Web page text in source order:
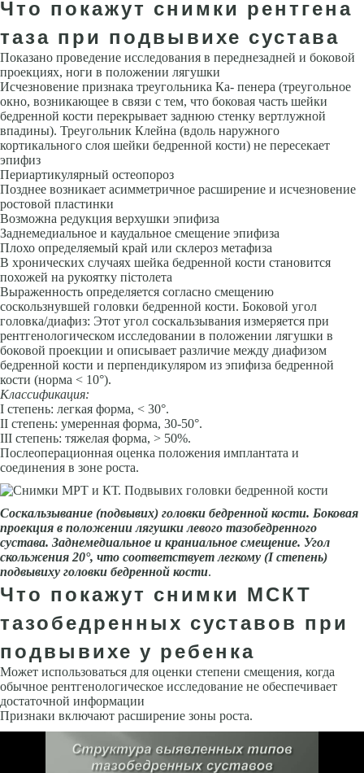
Что покажут снимки рентгена
таза при подвывихе сустава
Показано проведение исследования в переднезадней и боковой
проекци­ях, ноги в положении лягушки
Исчезновение признака треугольника Ка- пенера (треугольное
окно, возникающее в связи с тем, что боковая часть шейки
бедренной кости перекрывает заднюю стенку вертлужной
впади­ны). Треугольник Клейна (вдоль наружного
кортикального слоя шейки бедренной кости) не пересекает
эпифиз
Периартикулярный остеопороз
Позднее возникает асимметричное расширение и исчезновение
ростовой пластинки
Возможна редукция верхушки эпифиза
Заднемедиальное и каудальное смещение эпифиза
Плохо определяемый край или склероз метафиза
В хронических случаях шейка бедренной кости становится
похожей на рукоятку пістолета
Выраженность определяется согласно смещению
соскользнувшей головки бедренной кости. Боковой угол
головка/диафиз: Этот угол соскальзывания измеряется при
рентгенологическом исследовании в положении лягушки в
боковой про­екции и описывает различие между диафизом
бедренной кости и перпен­дикуляром из эпифиза бедренной
кости (норма < 10°).
Классификация:
I степень: легкая форма, < 30°.
II степень: умеренная форма, 30-50°.
III степень: тяжелая форма, > 50%.
Послеоперационная оценка положения имплантата и
соединения в зоне роста.
Соскальзывание (подвывих) го­ловки бедренной кости. Боковая
проекция в положении лягушки левого тазобедренного
сустава. Заднемедиальное и краниальное сме­щение. Угол
скольжения 20°, что соответствует легкому (I степень)
подвывиху головки бедрен­ной кости.
Что покажут снимки МСКТ
тазобедренных суставов при
подвывихе у ребенка
Может использоваться для оценки степени смещения, когда
обычное рентгенологическое исследование не обеспечивает
достаточной инфор­мации
Признаки включают расширение зоны роста.